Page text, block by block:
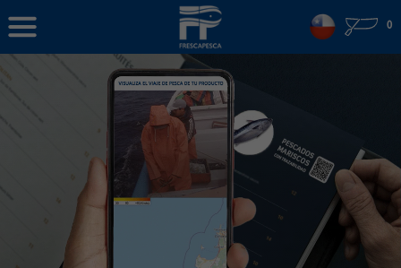
0
Ecuador